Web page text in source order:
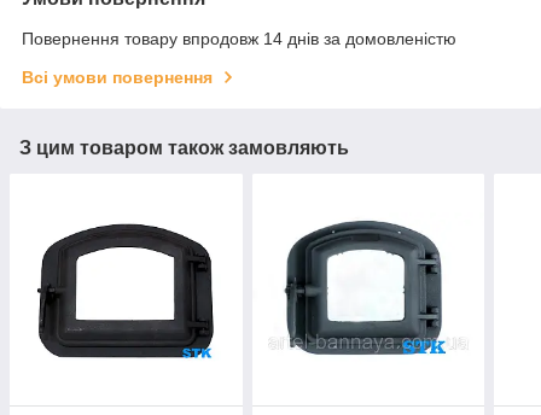
Повернення товару впродовж 14 днів за домовленістю
Всі умови повернення
З цим товаром також замовляють